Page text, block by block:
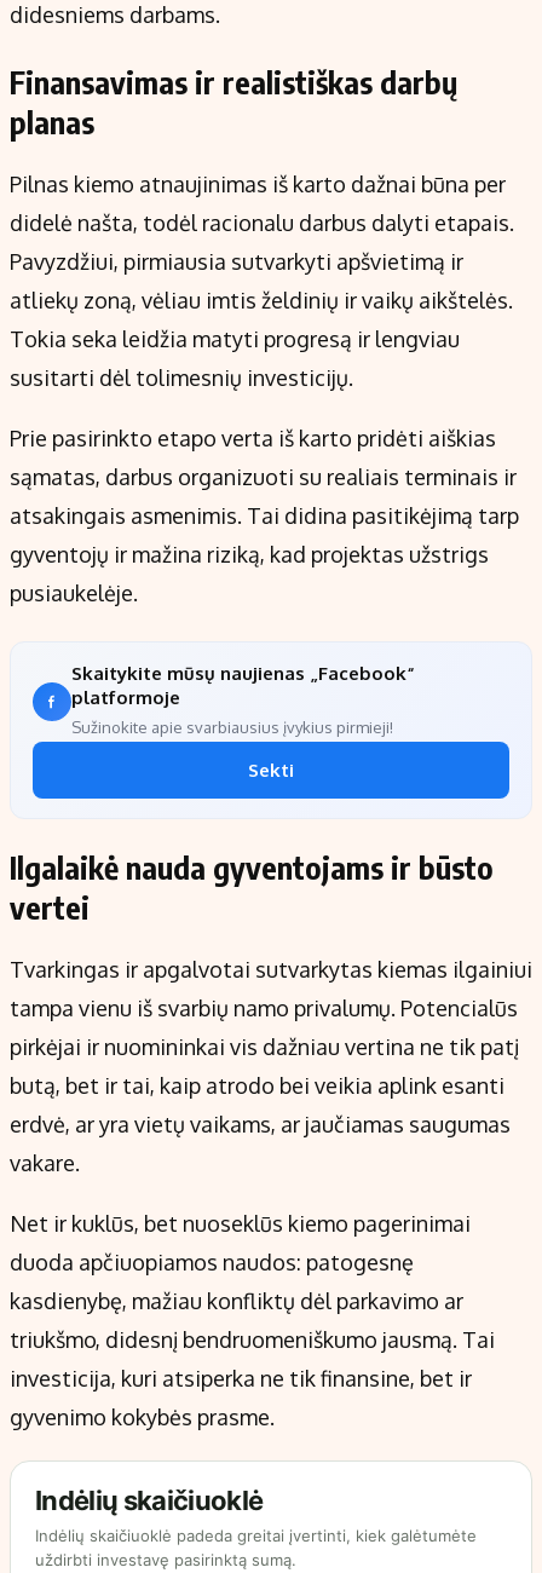
didesniems darbams.
Finansavimas ir realistiškas darbų
planas
Pilnas kiemo atnaujinimas iš karto dažnai būna per
didelė našta, todėl racionalu darbus dalyti etapais.
Pavyzdžiui, pirmiausia sutvarkyti apšvietimą ir
atliekų zoną, vėliau imtis želdinių ir vaikų aikštelės.
Tokia seka leidžia matyti progresą ir lengviau
susitarti dėl tolimesnių investicijų.
Prie pasirinkto etapo verta iš karto pridėti aiškias
sąmatas, darbus organizuoti su realiais terminais ir
atsakingais asmenimis. Tai didina pasitikėjimą tarp
gyventojų ir mažina riziką, kad projektas užstrigs
pusiaukelėje.
Skaitykite mūsų naujienas „Facebook“
platformoje
Sužinokite apie svarbiausius įvykius pirmieji!
Sekti
Ilgalaikė nauda gyventojams ir būsto
vertei
Tvarkingas ir apgalvotai sutvarkytas kiemas ilgainiui
tampa vienu iš svarbių namo privalumų. Potencialūs
pirkėjai ir nuomininkai vis dažniau vertina ne tik patį
butą, bet ir tai, kaip atrodo bei veikia aplink esanti
erdvė, ar yra vietų vaikams, ar jaučiamas saugumas
vakare.
Net ir kuklūs, bet nuoseklūs kiemo pagerinimai
duoda apčiuopiamos naudos: patogesnę
kasdienybę, mažiau konfliktų dėl parkavimo ar
triukšmo, didesnį bendruomeniškumo jausmą. Tai
investicija, kuri atsiperka ne tik finansine, bet ir
gyvenimo kokybės prasme.